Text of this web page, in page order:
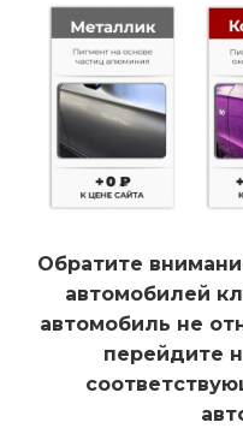
Обратите
автомобилей
автомобиль не
перейдите